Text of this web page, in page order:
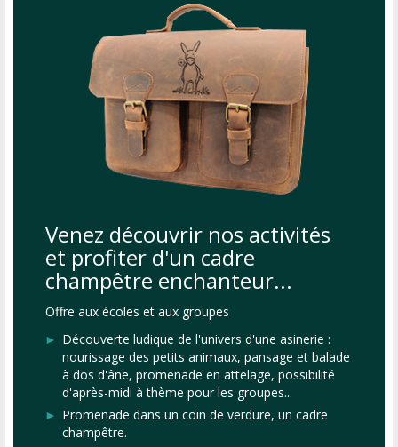
Venez découvrir nos activités
et profiter d'un cadre
champêtre enchanteur...
Offre aux écoles et aux groupes
Découverte ludique de l'univers d'une asinerie :
nourissage des petits animaux, pansage et balade
à dos d'âne, promenade en attelage, possibilité
d'après-midi à thème pour les groupes...
Promenade dans un coin de verdure, un cadre
champêtre.